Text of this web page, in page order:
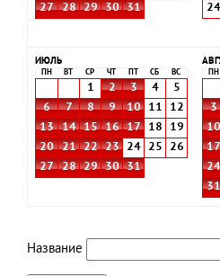
27
28 29 30 31
24
ИЮЛЬ
ПН ВТ СР ЧТ СБ ВС
1 2 3 4
5
6
7 8 9 10 11
12
13
14 15 16 17 18
19
20
21 22 23 24 25
26
27
28 29 30 31
ПН
3
10
17
24
31
Название